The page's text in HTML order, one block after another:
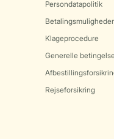
Persondatapolitik
Betalingsmuligheder
Klageprocedure
Generelle
Rejseforsikring